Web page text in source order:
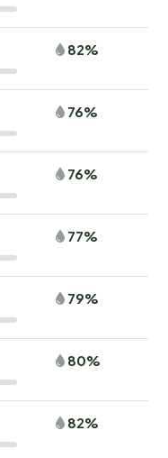
82%
76%
76%
77%
79%
80%
82%